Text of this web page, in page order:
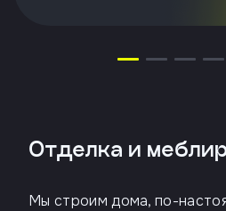
Отделка и
Мы строим дома, по-